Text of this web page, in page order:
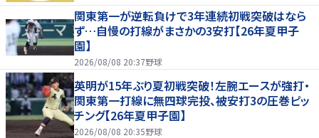
関東第一が逆転負けで3年連続初戦突破はなら
ず…自慢の打線がまさかの3安打【26年夏甲子
園】
2026/08/08 20:37野球
英明が15年ぶり夏初戦突破！左腕エースが強打・
関東第一打線に無四球完投、被安打3の圧巻ピッ
チング【26年夏甲子園】
2026/08/08 20:35野球